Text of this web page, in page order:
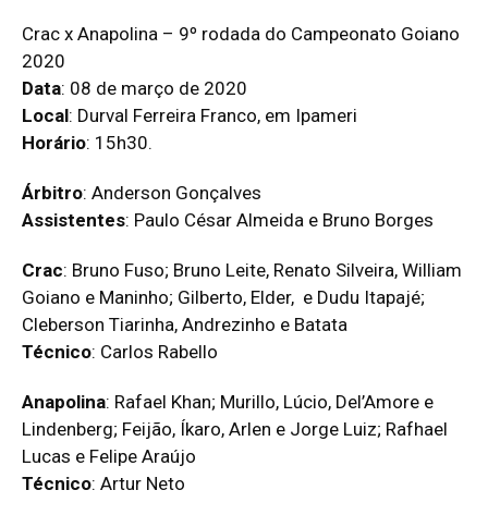
Crac x Anapolina – 9º rodada do Campeonato Goiano
2020
Data: 08 de março de 2020
Local: Durval Ferreira Franco, em Ipameri
Horário: 15h30.
Árbitro: Anderson Gonçalves
Assistentes: Paulo César Almeida e Bruno Borges
Crac: Bruno Fuso; Bruno Leite, Renato Silveira, William
Goiano e Maninho; Gilberto, Elder, e Dudu Itapajé;
Cleberson Tiarinha, Andrezinho e Batata
Técnico: Carlos Rabello
Anapolina: Rafael Khan; Murillo, Lúcio, Del’Amore e
Lindenberg; Feijão, Íkaro, Arlen e Jorge Luiz; Rafhael
Lucas e Felipe Araújo
Técnico: Artur Neto